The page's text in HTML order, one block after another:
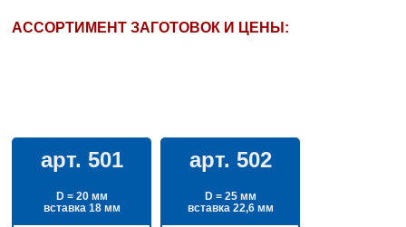
АССОРТИМЕНТ ЗАГОТОВОК И ЦЕНЫ:
арт. 501
D = 20 мм
вставка 18 мм
арт. 502
D = 25 мм
вставка 22,6 мм